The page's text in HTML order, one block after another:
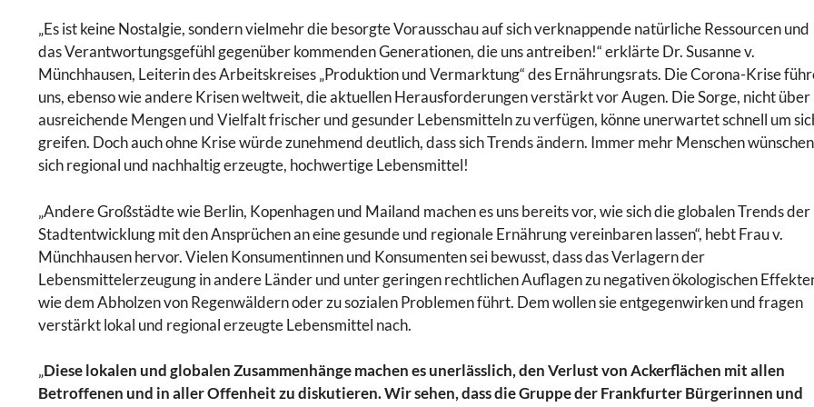
„Es ist keine Nostalgie, sondern vielmehr die besorgte Vorausschau auf sich verknappende natürliche Ressourcen und
das Verantwortungsgefühl gegenüber kommenden Generationen, die uns antreiben!“ erklärte Dr. Susanne v.
Münchhausen, Leiterin des Arbeitskreises „Produktion und Vermarktung“ des Ernährungsrats. Die Corona-Krise
uns, ebenso wie andere Krisen weltweit, die aktuellen Herausforderungen verstärkt vor Augen. Die Sorge, nicht über
ausreichende Mengen und Vielfalt frischer und gesunder Lebensmitteln zu verfügen, könne unerwartet schnell um
greifen. Doch auch ohne Krise würde zunehmend deutlich, dass sich Trends ändern. Immer mehr Menschen wünschen
sich regional und nachhaltig erzeugte, hochwertige Lebensmittel!
„Andere Großstädte wie Berlin, Kopenhagen und Mailand machen es uns bereits vor, wie sich die globalen Trends der
Stadtentwicklung mit den Ansprüchen an eine gesunde und regionale Ernährung vereinbaren lassen“, hebt Frau v.
Münchhausen hervor. Vielen Konsumentinnen und Konsumenten sei bewusst, dass das Verlagern der
Lebensmittelerzeugung in andere Länder und unter geringen rechtlichen Auflagen zu negativen ökologischen
wie dem Abholzen von Regenwäldern oder zu sozialen Problemen führt. Dem wollen sie entgegenwirken und fragen
verstärkt lokal und regional erzeugte Lebensmittel nach.
„Diese lokalen und globalen Zusammenhänge machen es unerlässlich, den Verlust von Ackerflächen mit allen
Betroffenen und in aller Offenheit zu diskutieren. Wir sehen, dass die Gruppe der Frankfurter Bürgerinnen und